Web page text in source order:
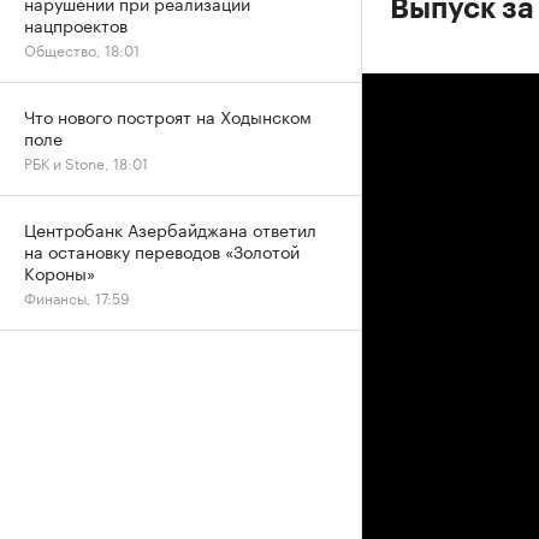
Выпуск
нацпроектов
Общество, 18:01
Что нового построят на Ходынском
поле
РБК и Stone, 18:01
Центробанк Азербайджана ответил
на остановку переводов «Золотой
Короны»
Финансы, 17:59